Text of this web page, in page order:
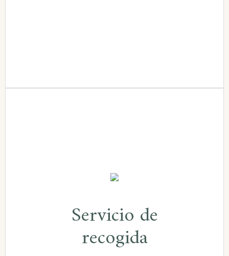
Servicio de
recogida
Servicio de recogida
Previa cita y pago del servicio, con
vehículo Jaguar F-Pace.